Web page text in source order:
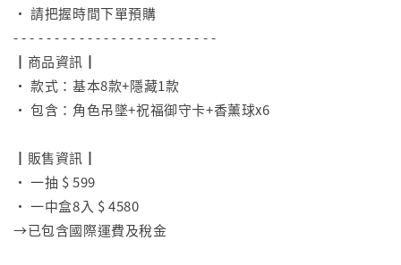
• 請把握時間下單預購
- - - - - - - - - - - - - - - - - - - - - - - - -
┃商品資訊┃
• 款式：基本8款+隱藏1款
• 包含：角色吊墜+祝福御守卡+香薰球x6
┃販售資訊┃
• 一抽 $ 599
• 一中盒8入 $ 4580
→已包含國際運費及稅金